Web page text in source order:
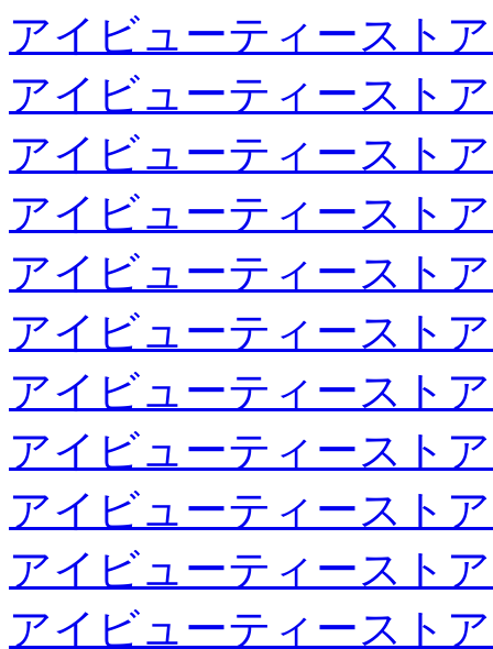
アイビューティースト
アイビューティースト
アイビューティースト
アイビューティースト
アイビューティースト
アイビューティースト
アイビューティースト
アイビューティースト
アイビューティースト
アイビューティースト
アイビューティースト